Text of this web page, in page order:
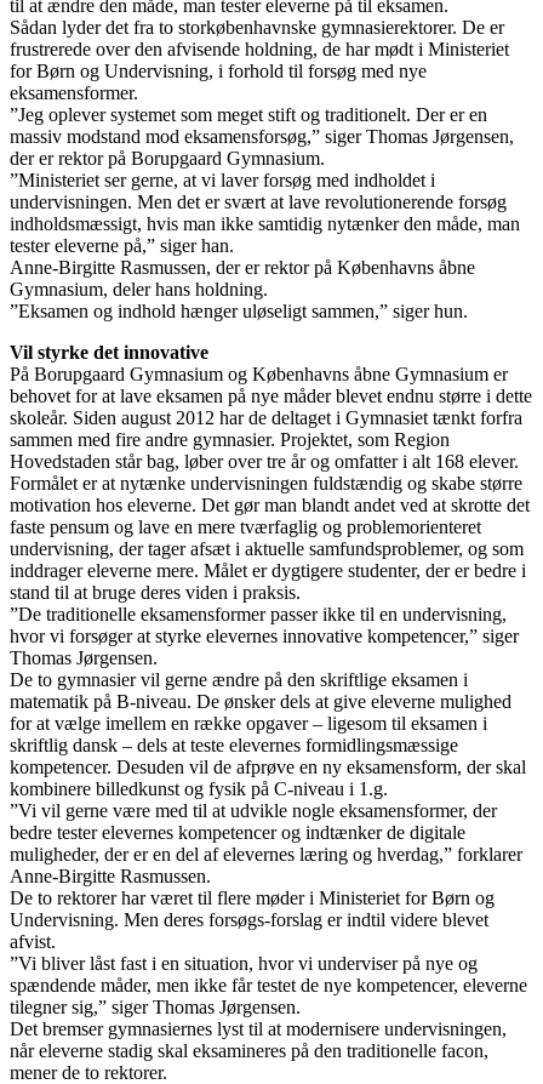
til at ændre den måde, man tester eleverne på til eksamen.
Sådan lyder det fra to storkøbenhavnske gymnasierektorer. De er
frustrerede over den afvisende holdning, de har mødt i Ministeriet
for Børn og Undervisning, i forhold til forsøg med nye
eksamensformer.
”Jeg oplever systemet som meget stift og traditionelt. Der er en
massiv modstand mod eksamensforsøg,” siger Thomas Jørgensen,
der er rektor på Borupgaard Gymnasium.
”Ministeriet ser gerne, at vi laver forsøg med indholdet i
undervisningen. Men det er svært at lave revolutionerende forsøg
indholdsmæssigt, hvis man ikke samtidig nytænker den måde, man
tester eleverne på,” siger han.
Anne-Birgitte Rasmussen, der er rektor på Københavns åbne
Gymnasium, deler hans holdning.
”Eksamen og indhold hænger uløseligt sammen,” siger hun.
Vil styrke det innovative
På Borupgaard Gymnasium og Københavns åbne Gymnasium er
behovet for at lave eksamen på nye måder blevet endnu større i dette
skoleår. Siden august 2012 har de deltaget i Gymnasiet tænkt forfra
sammen med fire andre gymnasier. Projektet, som Region
Hovedstaden står bag, løber over tre år og omfatter i alt 168 elever.
Formålet er at nytænke undervisningen fuldstændig og skabe større
motivation hos eleverne. Det gør man blandt andet ved at skrotte det
faste pensum og lave en mere tværfaglig og problemorienteret
undervisning, der tager afsæt i aktuelle samfundsproblemer, og som
inddrager eleverne mere. Målet er dygtigere studenter, der er bedre i
stand til at bruge deres viden i praksis.
”De traditionelle eksamensformer passer ikke til en undervisning,
hvor vi forsøger at styrke elevernes innovative kompetencer,” siger
Thomas Jørgensen.
De to gymnasier vil gerne ændre på den skriftlige eksamen i
matematik på B-niveau. De ønsker dels at give eleverne mulighed
for at vælge imellem en række opgaver – ligesom til eksamen i
skriftlig dansk – dels at teste elevernes formidlingsmæssige
kompetencer. Desuden vil de afprøve en ny eksamensform, der skal
kombinere billedkunst og fysik på C-niveau i 1.g.
”Vi vil gerne være med til at udvikle nogle eksamensformer, der
bedre tester elevernes kompetencer og indtænker de digitale
muligheder, der er en del af elevernes læring og hverdag,” forklarer
Anne-Birgitte Rasmussen.
De to rektorer har været til flere møder i Ministeriet for Børn og
Undervisning. Men deres forsøgs-forslag er indtil videre blevet
afvist.
”Vi bliver låst fast i en situation, hvor vi underviser på nye og
spændende måder, men ikke får testet de nye kompetencer, eleverne
tilegner sig,” siger Thomas Jørgensen.
Det bremser gymnasiernes lyst til at modernisere undervisningen,
når eleverne stadig skal eksamineres på den traditionelle facon,
mener de to rektorer.